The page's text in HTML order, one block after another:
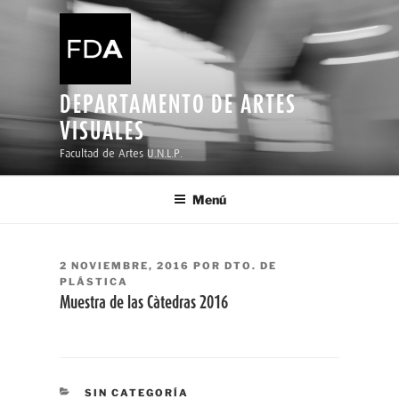
DEPARTAMENTO DE ARTES
VISUALES
Facultad de Artes U.N.L.P.
Menú
PUBLICADO
EL
2 NOVIEMBRE, 2016 PORDTO. DE
PLÁSTICA
Muestra de las Càtedras 2016
CATEGORÍAS
SIN CATEGORÍA